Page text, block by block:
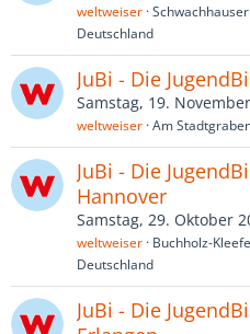
weltweiser
Deutschland
JuBi - Die
Samstag, 19.
weltweiser Am
JuBi - Die
Hannover
Samstag, 29. Oktober
weltweiser Buchholz-
Deutschland
JuBi - Die